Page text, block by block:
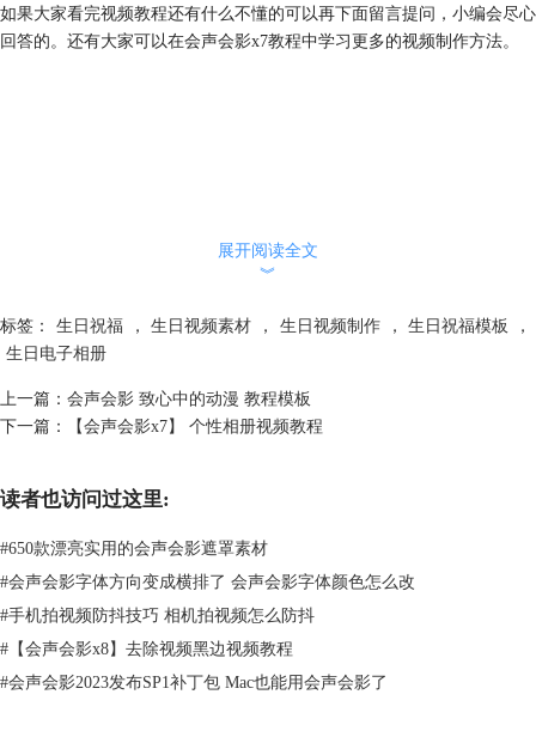
如果大家看完视频教程还有什么不懂的可以再下面留言提问，小编会尽心
回答的。还有大家可以在会声会影x7教程中学习更多的视频制作方法。
展开阅读全文
︾
标签： 生日祝福 ， 生日视频素材 ， 生日视频制作 ， 生日祝福模板
，
生日电子相册
上一篇： 会声会影 致心中的动漫 教程模板
下一篇：
【会声会影x7】 个性相册视频教程
读者也访问过这里:
#650款漂亮实用的会声会影遮罩素材
#会声会影字体方向变成横排了 会声会影字体颜色怎么改
#手机拍视频防抖技巧 相机拍视频怎么防抖
# 【会声会影x8】去除视频黑边视频教程
#会声会影2023发布SP1补丁包 Mac也能用会声会影了